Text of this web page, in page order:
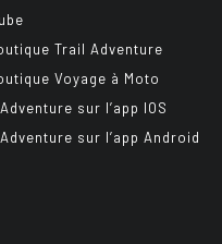
Trail Adventure
Voyage à Moto
sur l’app IOS
sur l’app Android